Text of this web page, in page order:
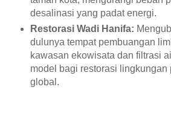
desalinasi yang padat energi.
Restorasi Wadi Hanifa:
dulunya tempat pembuangan
kawasan ekowisata dan filtrasi
model bagi restorasi lingkungan
global.